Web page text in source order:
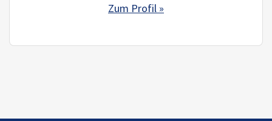
Zum Profil »